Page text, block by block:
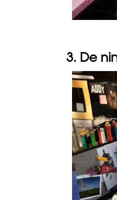
3. De